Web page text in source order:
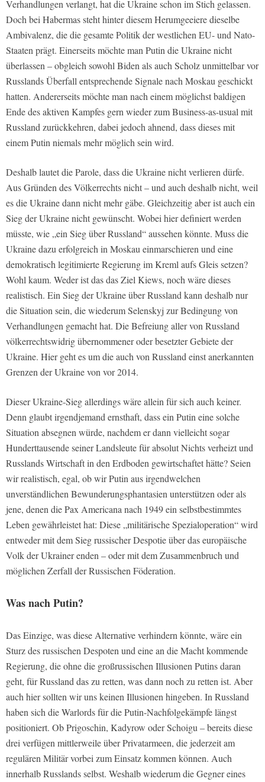
Verhandlungen verlangt, hat die Ukraine schon im Stich gelassen.
Doch bei Habermas steht hinter diesem Herumgeeiere dieselbe
Ambivalenz, die die gesamte Politik der westlichen EU- und Nato-
Staaten prägt. Einerseits möchte man Putin die Ukraine nicht
überlassen – obgleich sowohl Biden als auch Scholz unmittelbar vor
Russlands Überfall entsprechende Signale nach Moskau geschickt
hatten. Andererseits möchte man nach einem möglichst baldigen
Ende des aktiven Kampfes gern wieder zum Business-as-usual mit
Russland zurückkehren, dabei jedoch ahnend, dass dieses mit
einem Putin niemals mehr möglich sein wird.
Deshalb lautet die Parole, dass die Ukraine nicht verlieren dürfe.
Aus Gründen des Völkerrechts nicht – und auch deshalb nicht, weil
es die Ukraine dann nicht mehr gäbe. Gleichzeitig aber ist auch ein
Sieg der Ukraine nicht gewünscht. Wobei hier definiert werden
müsste, wie „ein Sieg über Russland“ aussehen könnte. Muss die
Ukraine dazu erfolgreich in Moskau einmarschieren und eine
demokratisch legitimierte Regierung im Kreml aufs Gleis setzen?
Wohl kaum. Weder ist das das Ziel Kiews, noch wäre dieses
realistisch. Ein Sieg der Ukraine über Russland kann deshalb nur
die Situation sein, die wiederum Selenskyj zur Bedingung von
Verhandlungen gemacht hat. Die Befreiung aller von Russland
völkerrechtswidrig übernommener oder besetzter Gebiete der
Ukraine. Hier geht es um die auch von Russland einst anerkannten
Grenzen der Ukraine von vor 2014.
Dieser Ukraine-Sieg allerdings wäre allein für sich auch keiner.
Denn glaubt irgendjemand ernsthaft, dass ein Putin eine solche
Situation absegnen würde, nachdem er dann vielleicht sogar
Hunderttausende seiner Landsleute für absolut Nichts verheizt und
Russlands Wirtschaft in den Erdboden gewirtschaftet hätte? Seien
wir realistisch, egal, ob wir Putin aus irgendwelchen
unverständlichen Bewunderungsphantasien unterstützen oder als
jene, denen die Pax Americana nach 1949 ein selbstbestimmtes
Leben gewährleistet hat: Diese „militärische Spezialoperation“ wird
entweder mit dem Sieg russischer Despotie über das europäische
Volk der Ukrainer enden – oder mit dem Zusammenbruch und
möglichen Zerfall der Russischen Föderation.
Was nach Putin?
Das Einzige, was diese Alternative verhindern könnte, wäre ein
Sturz des russischen Despoten und eine an die Macht kommende
Regierung, die ohne die großrussischen Illusionen Putins daran
geht, für Russland das zu retten, was dann noch zu retten ist. Aber
auch hier sollten wir uns keinen Illusionen hingeben. In Russland
haben sich die Warlords für die Putin-Nachfolgekämpfe längst
positioniert. Ob Prigoschin, Kadyrow oder Schoigu – bereits diese
drei verfügen mittlerweile über Privatarmeen, die jederzeit am
regulären Militär vorbei zum Einsatz kommen können. Auch
innerhalb Russlands selbst. Weshalb wiederum die Gegner eines